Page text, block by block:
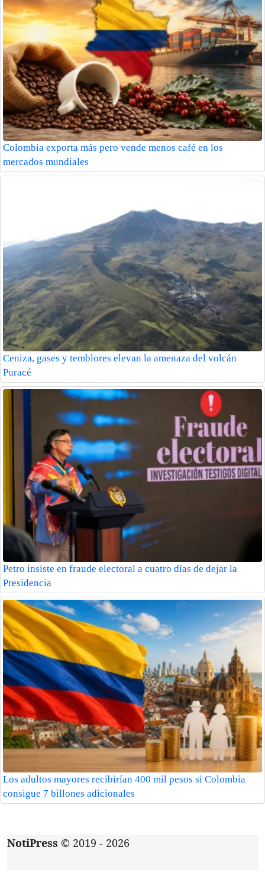
Colombia exporta más pero vende menos café en los
mercados mundiales
Ceniza, gases y temblores elevan la amenaza del volcán
Puracé
Petro insiste en fraude electoral a cuatro días de dejar la
Presidencia
Los adultos mayores recibirían 400 mil pesos si Colombia
consigue 7 billones adicionales
NotiPress © 2019 - 2026